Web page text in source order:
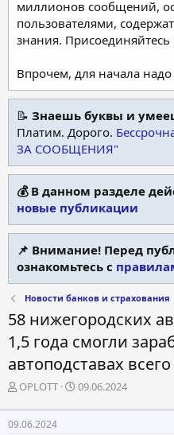
миллионов сообщений,
пользователями,
знания.
Впрочем, для начала надо
📝 Знаешь буквы и
Платим. Дорого.
ЗА СООБЩЕНИЯ"
💰 В данном разделе
новые публикации
📌 Внимание! Перед
ознакомьтесь с
Новости банков и страхования
58 нижегородских
1,5 года смогли
автоподставах
А
т
о
OPLOTT
Д
т
09.06.2024
09.06.2024